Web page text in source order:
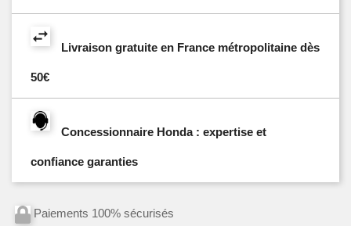
Livraison gratuite en France métropolitaine dès
50€
Concessionnaire Honda : expertise et
confiance garanties
Paiements 100% sécurisés